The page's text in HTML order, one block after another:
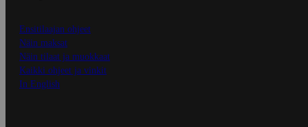
Ensitilaajan ohjeet
Näin maksat
Näin tilaat ja muokkaat
Kaikki ohjeet ja vinkit
In English